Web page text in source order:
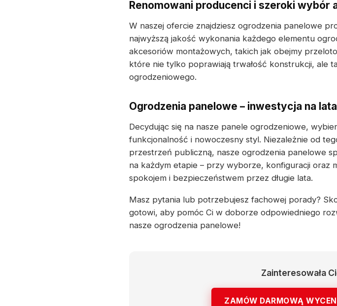
Renomowani producenci i szeroki wybór
W naszej ofercie znajdziesz ogrodzenia panelowe
najwyższą jakość wykonania każdego elementu
akcesoriów montażowych, takich jak obejmy
które nie tylko poprawiają trwałość konstrukcji, ale
ogrodzeniowego.
Ogrodzenia panelowe – inwestycja na lata
Decydując się na nasze panele ogrodzeniowe,
funkcjonalność i nowoczesny styl. Niezależnie od
przestrzeń publiczną, nasze ogrodzenia panelowe
na każdym etapie – przy wyborze, konfiguracji oraz
spokojem i bezpieczeństwem przez długie lata.
Masz pytania lub potrzebujesz fachowej porady?
gotowi, aby pomóc Ci w doborze odpowiedniego
nasze ogrodzenia panelowe!
Zainteresowała
ZAMÓW DARMOWĄ